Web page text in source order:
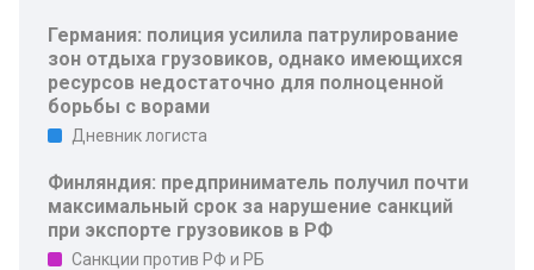
Германия: полиция усилила патрулирование
зон отдыха грузовиков, однако имеющихся
ресурсов недостаточно для полноценной
борьбы с ворами
Дневник логиста
Финляндия: предприниматель получил почти
максимальный срок за нарушение санкций
при экспорте грузовиков в РФ
Санкции против РФ и РБ